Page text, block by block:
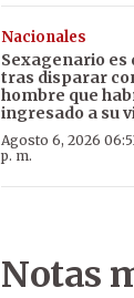
Nacionales
Sexagenario es
tras disparar
hombre que
ingresado a su
Agosto 6, 2026
p. m.
Notas